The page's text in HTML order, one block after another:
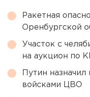
Ракетная
Оренбургской
Участок с
на аукцион по
Путин
войсками ЦВО